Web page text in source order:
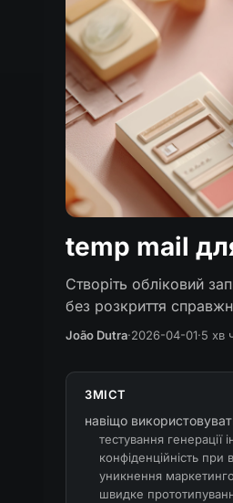
temp mail
Створіть обліковий
без розкриття
João Dutra·2026-04-01·5 хв
ЗМІСТ
навіщо
тестування генерації
конфіденційність при
уникнення
швидке